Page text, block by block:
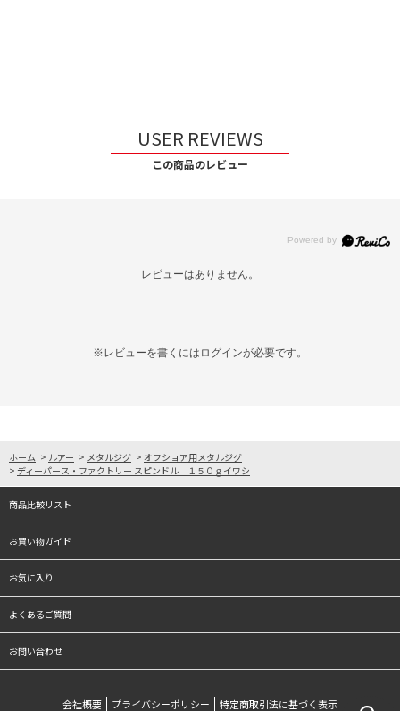
USER REVIEWS
この商品のレビュー
レビューはありません。
※レビューを書くには ログインが必要です。
ホーム > ルアー > メタルジグ > オフショア用メタルジグ
> ディーパース・ファクトリー スピンドル １５０ｇイワシ
商品比較リスト
お買い物ガイド
お気に入り
よくあるご質問
お問い合わせ
会社概要 プライバシーポリシー 特定商取引法に基づく表示